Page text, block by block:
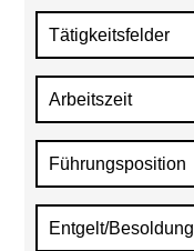
Tätigkeitsfelder
Arbeitszeit
Führungsposition
Entgelt/Besoldung